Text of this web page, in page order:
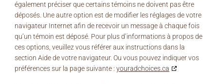
également préciser que certains témoins ne doivent pas être
déposés. Une autre option est de modifier les réglages de votre
navigateur Internet afin de recevoir un message à chaque fois
qu’un témoin est déposé. Pour plus d’informations à propos de
ces options, veuillez vous référer aux instructions dans la
section Aide de votre navigateur. Ou vous pouvez indiquer vos
préférences sur la page suivante : youradchoices.ca